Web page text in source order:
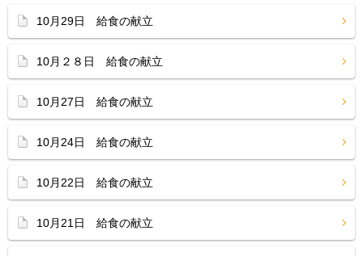
10月29日 給食の献立
10月２８日 給食の献立
10月27日 給食の献立
10月24日 給食の献立
10月22日 給食の献立
10月21日 給食の献立